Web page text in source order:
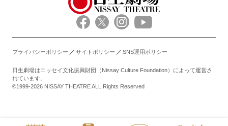
日生劇場はニッセイ文化振興財団（Nissay Culture Foundation）によって運営さ
れています。
©1999-2026 NISSAY THEATRE ALL Rights Reserved
プライバシーポリシー サイトポリシー SNS運用ポリシー